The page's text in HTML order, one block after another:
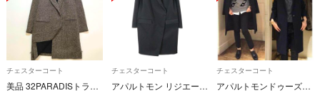
チェスターコート
美品 32PARADISトラントドゥパラディ チェスターコート ツイード S
チェスターコート
アパルトモン リジエール 16SS chester coat チェスターコート
チェスターコート
アパルトモンドゥーズィエムクラス Lisiere メルトンチェスターコート